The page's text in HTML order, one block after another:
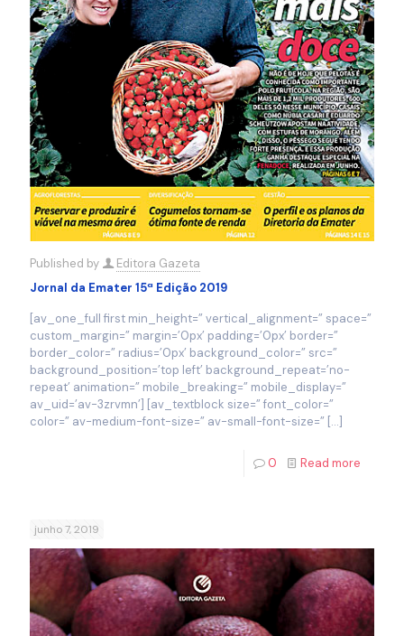
Published by
Editora Gazeta
Jornal da Emater 15ª Edição 2019
[av_one_full first min_height=” vertical_alignment=” space=”
custom_margin=” margin=’0px’ padding=’0px’ border=”
border_color=” radius=’0px’ background_color=” src=”
background_position=’top left’ background_repeat=’no-
repeat’ animation=” mobile_breaking=” mobile_display=”
av_uid=’av-3zrvmn’] [av_textblock size=” font_color=”
color=” av-medium-font-size=” av-small-font-size=” […]
0 Read more
junho 7, 2019